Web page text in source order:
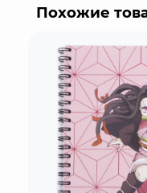
заботливой
Похожие